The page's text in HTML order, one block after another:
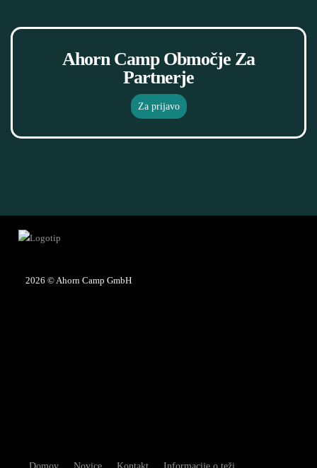
Ahorn Camp Območje Za
Partnerje
Za prijavo
2026 © Ahorn Camp GmbH